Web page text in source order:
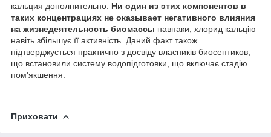
кальция дополнительно. Ни один из этих компонентов в
таких концентрациях не оказывает негативного влияния
на жизнедеятельность биомассы навпаки, хлорид кальцію
навіть збільшує її активність. Даний факт також
підтверджується практично з досвіду власників биосептиков,
що встановили систему водопідготовки, що включає стадію
пом'якшення.
Приховати